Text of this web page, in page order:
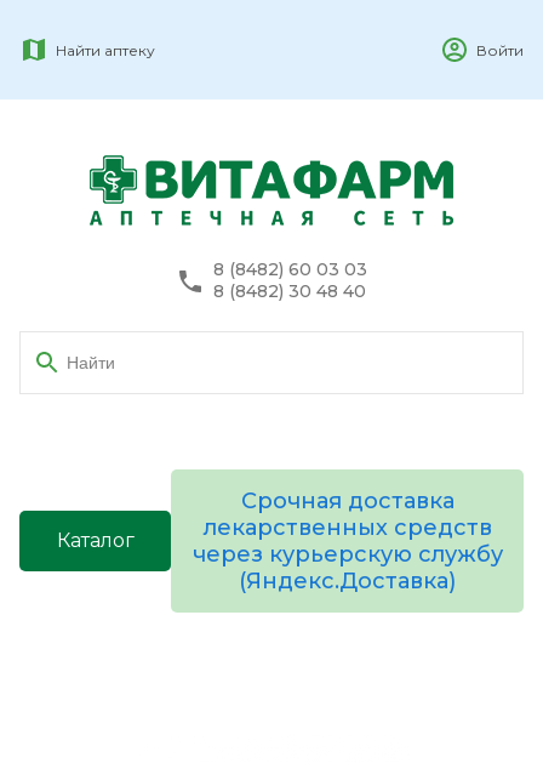
Найти аптеку Войти
8 (8482) 60 03 03
8 (8482) 30 48 40
Каталог
Срочная доставка
лекарственных средств
через курьерскую службу
(Яндекс.Доставка)